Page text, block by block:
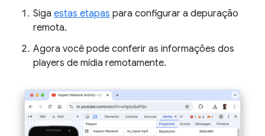
Siga estas etapas para configurar a depuração
remota.
Agora você pode conferir as informações dos
players de mídia remotamente.